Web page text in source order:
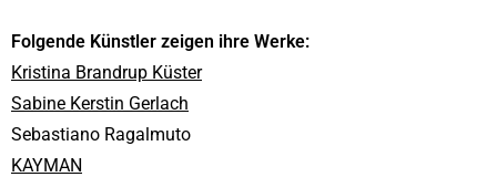
Folgende Künstler zeigen ihre Werke:
Kristina Brandrup Küster
Sabine Kerstin Gerlach
Sebastiano Ragalmuto
KAYMAN